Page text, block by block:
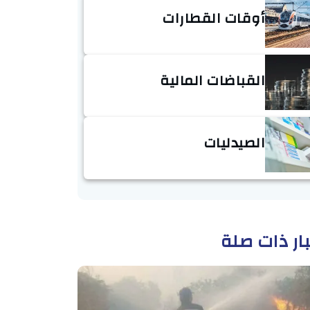
أوقات القطارات
القباضات المالية
الصيدليات
ذات صلة